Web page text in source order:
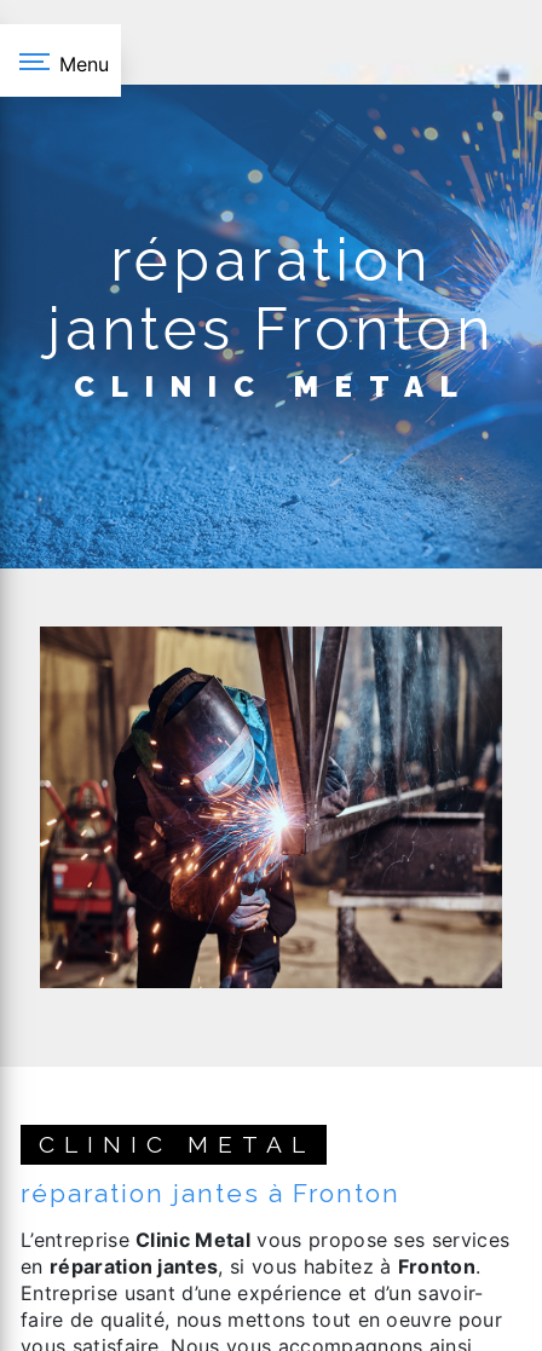
Menu
réparation
jantes Fronton
CLINIC METAL
CLINIC METAL
réparation jantes à Fronton
L’entrepriseClinic Metal vous propose ses services
en réparation jantes, si vous habitez à Fronton.
Entreprise usant d’une expérience et d’un savoir-
faire de qualité, nous mettons tout en oeuvre pour